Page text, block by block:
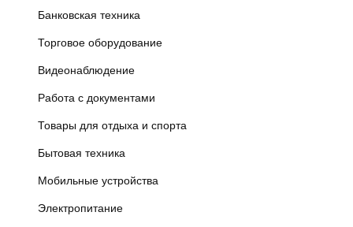
Банковская техника
Торговое оборудование
Видеонаблюдение
Работа с документами
Товары для отдыха и спорта
Бытовая техника
Мобильные устройства
Электропитание